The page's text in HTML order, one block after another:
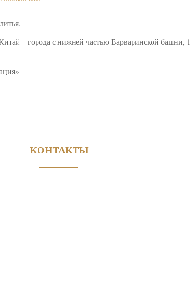
– города с нижней частью Варваринской башни,
КОНТАКТЫ